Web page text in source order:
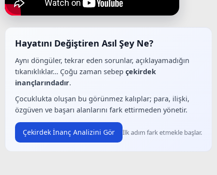
Hayatını Değiştiren Asıl Şey Ne?
Aynı döngüler, tekrar eden sorunlar, açıklayamadığın
tıkanıklıklar… Çoğu zaman sebep çekirdek
inançlarındadır.
Çocuklukta oluşan bu görünmez kalıplar; para, ilişki,
özgüven ve başarı alanlarını fark ettirmeden yönetir.
Çekirdek İnanç Analizini Gör İlk adım fark etmekle başlar.